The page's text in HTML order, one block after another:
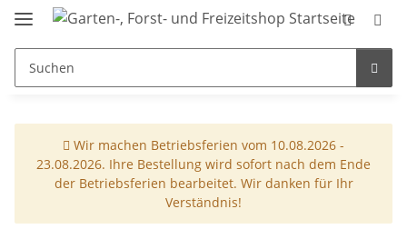
Wir machen Betriebsferien vom 10.08.2026 -
23.08.2026. Ihre Bestellung wird sofort nach dem Ende
der Betriebsferien bearbeitet. Wir danken für Ihr
Verständnis!